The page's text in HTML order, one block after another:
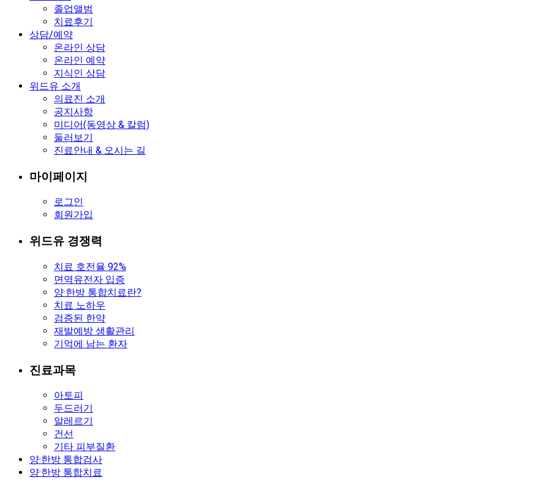
졸업앨범
치료후기
상담/예약
온라인 상담
온라인 예약
지식인 상담
위드유 소개
의료진 소개
공지사항
미디어(동영상 & 칼럼)
둘러보기
진료안내 & 오시는 길
마이페이지
로그인
회원가입
위드유 경쟁력
치료 호전율 92%
면역유전자 입증
양·한방 통합치료란?
치료 노하우
검증된 한약
재발예방 생활관리
기억에 남는 환자
진료과목
아토피
두드러기
알레르기
건선
기타 피부질환
양·한방 통합검사
양·한방 통합치료